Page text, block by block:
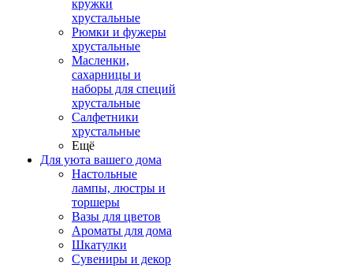
кружки
хрустальные
Рюмки и фужеры
хрустальные
Масленки,
сахарницы и
наборы для специй
хрустальные
Салфетники
хрустальные
Ещё
Для уюта вашего дома
Настольные
лампы, люстры и
торшеры
Вазы для цветов
Ароматы для дома
Шкатулки
Сувениры и декор